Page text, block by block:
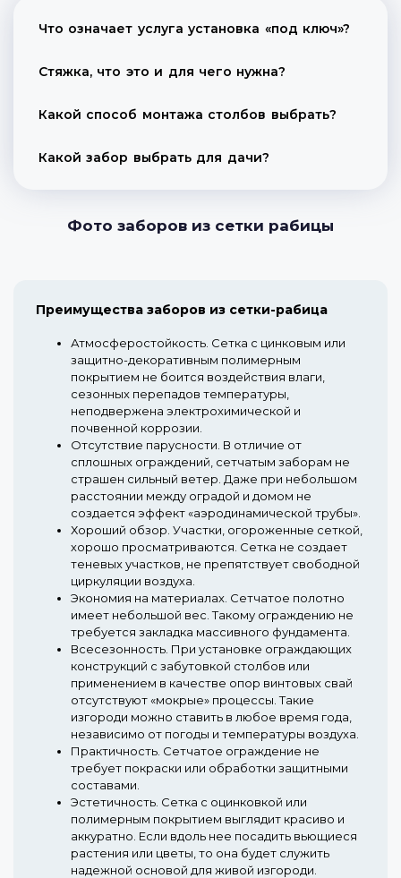
Что означает услуга установка «под ключ»?
Стяжка, что это и для чего нужна?
Какой способ монтажа столбов выбрать?
Какой забор выбрать для дачи?
Фото заборов из сетки рабицы
Преимущества заборов из сетки-рабица
Атмосферостойкость. Сетка с цинковым или
защитно-декоративным полимерным
покрытием не боится воздействия влаги,
сезонных перепадов температуры,
неподвержена электрохимической и
почвенной коррозии.
Отсутствие парусности. В отличие от
сплошных ограждений, сетчатым заборам не
страшен сильный ветер. Даже при небольшом
расстоянии между оградой и домом не
создается эффект «аэродинамической трубы».
Хороший обзор. Участки, огороженные сеткой,
хорошо просматриваются. Сетка не создает
теневых участков, не препятствует свободной
циркуляции воздуха.
Экономия на материалах. Сетчатое полотно
имеет небольшой вес. Такому ограждению не
требуется закладка массивного фундамента.
Всесезонность. При установке ограждающих
конструкций с забутовкой столбов или
применением в качестве опор винтовых свай
отсутствуют «мокрые» процессы. Такие
изгороди можно ставить в любое время года,
независимо от погоды и температуры воздуха.
Практичность. Сетчатое ограждение не
требует покраски или обработки защитными
составами.
Эстетичность. Сетка с оцинковкой или
полимерным покрытием выглядит красиво и
аккуратно. Если вдоль нее посадить вьющиеся
растения или цветы, то она будет служить
надежной основой для живой изгороди.